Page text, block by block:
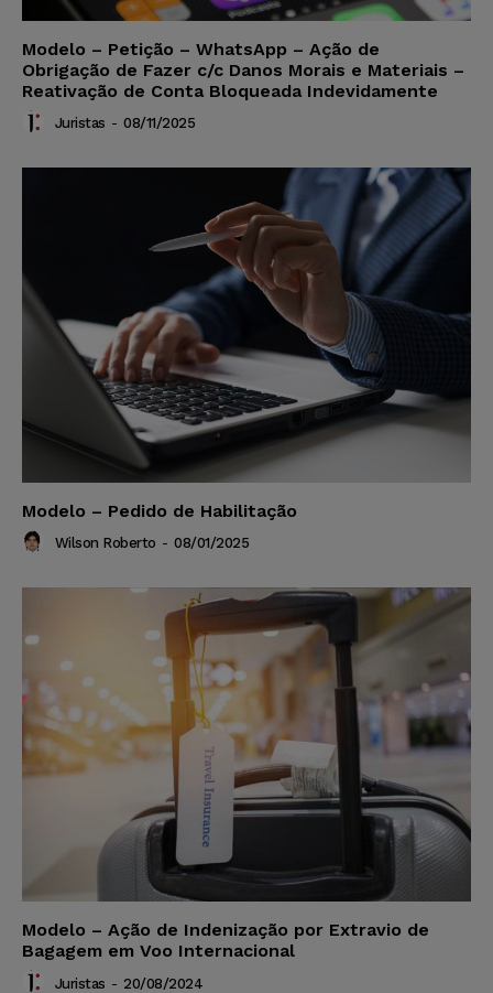
Modelo – Petição – WhatsApp – Ação de
Obrigação de Fazer c/c Danos Morais e Materiais –
Reativação de Conta Bloqueada Indevidamente
Juristas - 08/11/2025
Modelo – Pedido de Habilitação
Wilson Roberto - 08/01/2025
Modelo – Ação de Indenização por Extravio de
Bagagem em Voo Internacional
Juristas - 20/08/2024